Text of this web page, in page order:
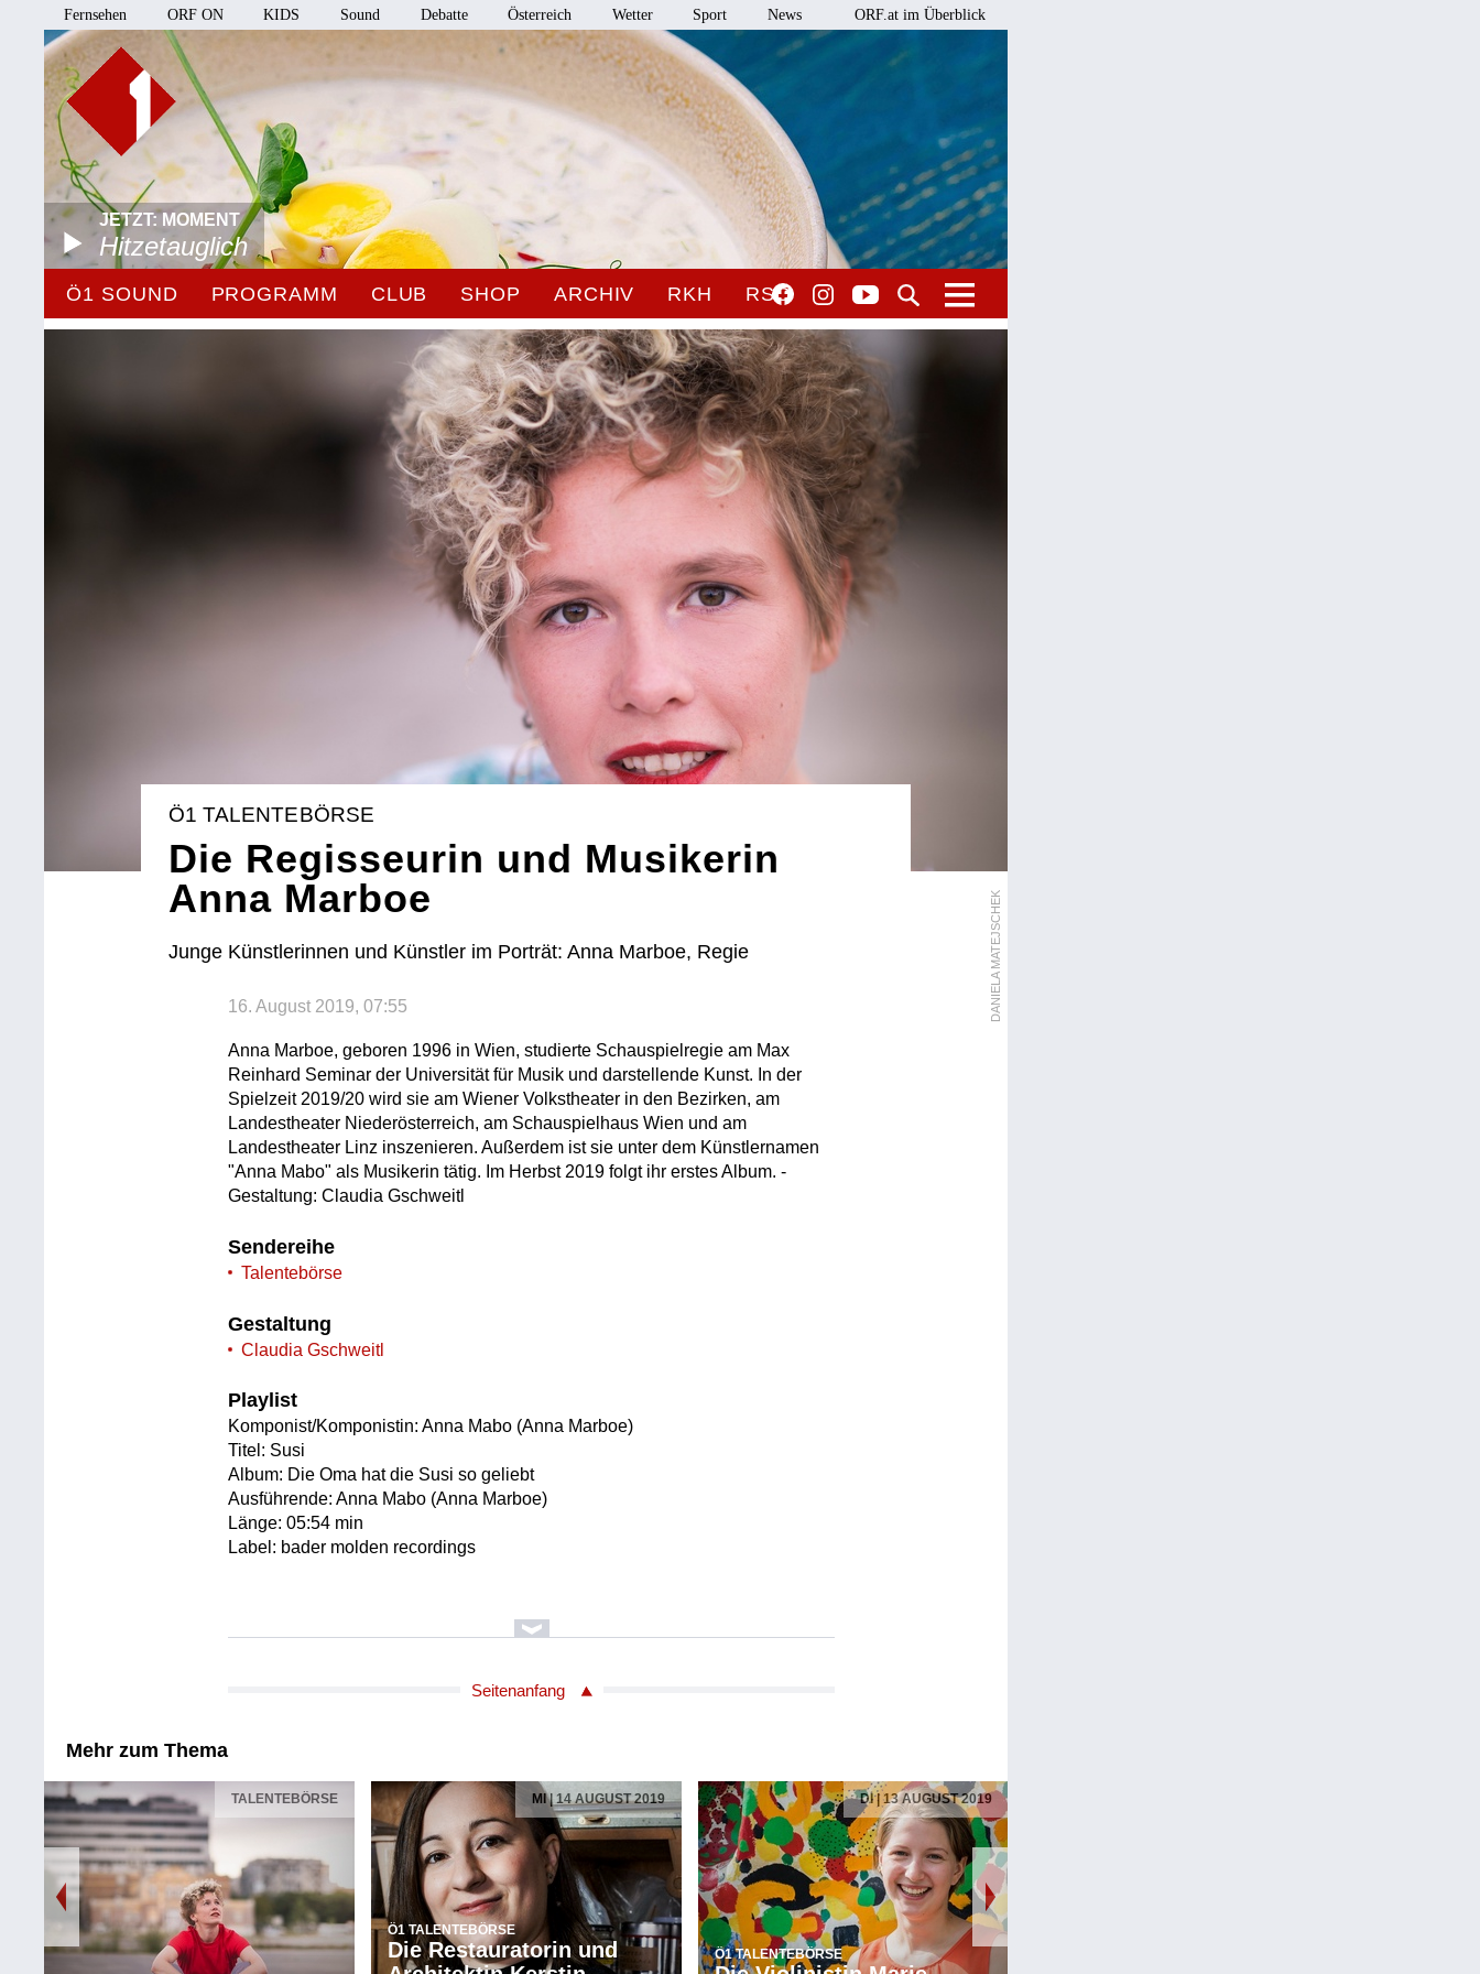
Fernsehen ORF ON KIDS Sound Debatte Österreich Wetter Sport News ORF.at im Überblick
JETZT: MOMENT
Hitzetauglich
Ö1 SOUND PROGRAMM CLUB SHOP ARCHIV RKH RSO
DANIELA MATEJSCHEK
Ö1 TALENTEBÖRSE
Die Regisseurin und Musikerin
Anna Marboe
Junge Künstlerinnen und Künstler im Porträt: Anna Marboe, Regie
16. August 2019, 07:55
Anna Marboe, geboren 1996 in Wien, studierte Schauspielregie am Max
Reinhard Seminar der Universität für Musik und darstellende Kunst. In der
Spielzeit 2019/20 wird sie am Wiener Volkstheater in den Bezirken, am
Landestheater Niederösterreich, am Schauspielhaus Wien und am
Landestheater Linz inszenieren. Außerdem ist sie unter dem Künstlernamen
"Anna Mabo" als Musikerin tätig. Im Herbst 2019 folgt ihr erstes Album. -
Gestaltung: Claudia Gschweitl
Sendereihe
Talentebörse
Gestaltung
Claudia Gschweitl
Playlist
Komponist/Komponistin: Anna Mabo (Anna Marboe)
Titel: Susi
Album: Die Oma hat die Susi so geliebt
Ausführende: Anna Mabo (Anna Marboe)
Länge: 05:54 min
Label: bader molden recordings
Seitenanfang
AUGUST 2019 MO | 12 AUGUST 2019 BREGENZER FESTSPIELE 2026 IM GESPRÄCH